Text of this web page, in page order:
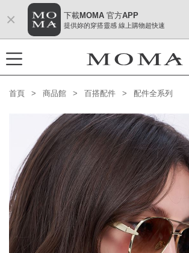
M Plus AW 形象 與時間共存
熱門主題
每週新品
上身系列
下著系列
× 下載MOMA 官方APP
提供妳的穿搭靈感 線上購物超快速
首頁 商品館 百搭配件 配件全系列